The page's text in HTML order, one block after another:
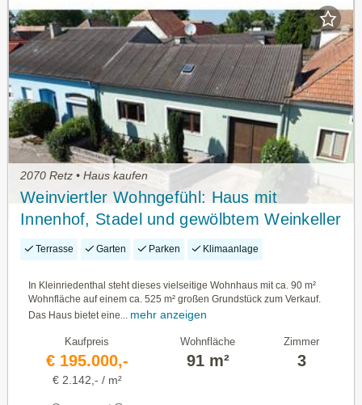
2070 Retz • Haus kaufen
Weinviertler Wohngefühl: Haus mit
Innenhof, Stadel und gewölbtem Weinkeller
in Kleinriedenthal
Terrasse Garten Parken Klimaanlage
In Kleinriedenthal steht dieses vielseitige Wohnhaus mit ca. 90 m²
Wohnfläche auf einem ca. 525 m² großen Grundstück zum Verkauf.
Das Haus bietet eine... mehr anzeigen
Kaufpreis
€ 195.000,-
€ 2.142,- / m²
Wohnfläche
91 m²
Zimmer
3